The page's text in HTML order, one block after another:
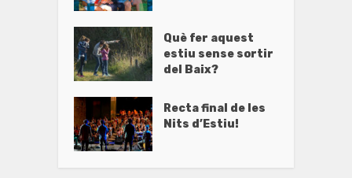
Què fer aquest
estiu sense sortir
del Baix?
Recta final de les
Nits d’Estiu!